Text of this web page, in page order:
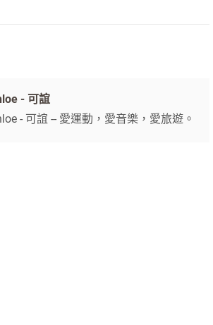
- 可誼
- 可誼 -- 愛運動，愛音樂，愛旅遊。